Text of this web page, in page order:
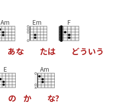
Am
あな
Em
たは
F
どういう
E
の か
Am
な?